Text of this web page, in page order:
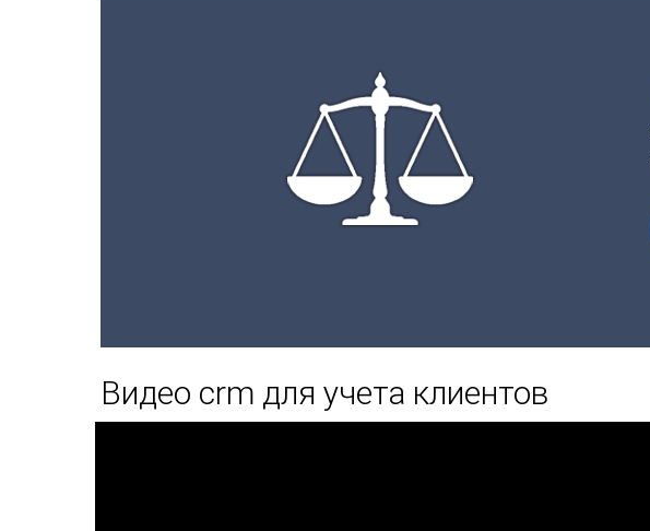
Видео crm для учета клиентов